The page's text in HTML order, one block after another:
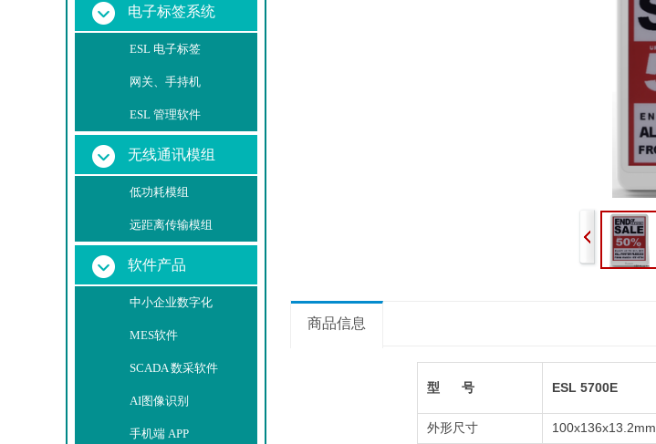
商品信息
型 号 ESL 5700E
外形尺寸 100x136x13.2mm
无线通讯模组
低功耗模组
远距离传输模组
软件产品
中小企业数字化
MES软件
SCADA 数采软件
AI图像识别
手机端 APP
电子标签系统
ESL 电子标签
网关、手持机
ESL 管理软件